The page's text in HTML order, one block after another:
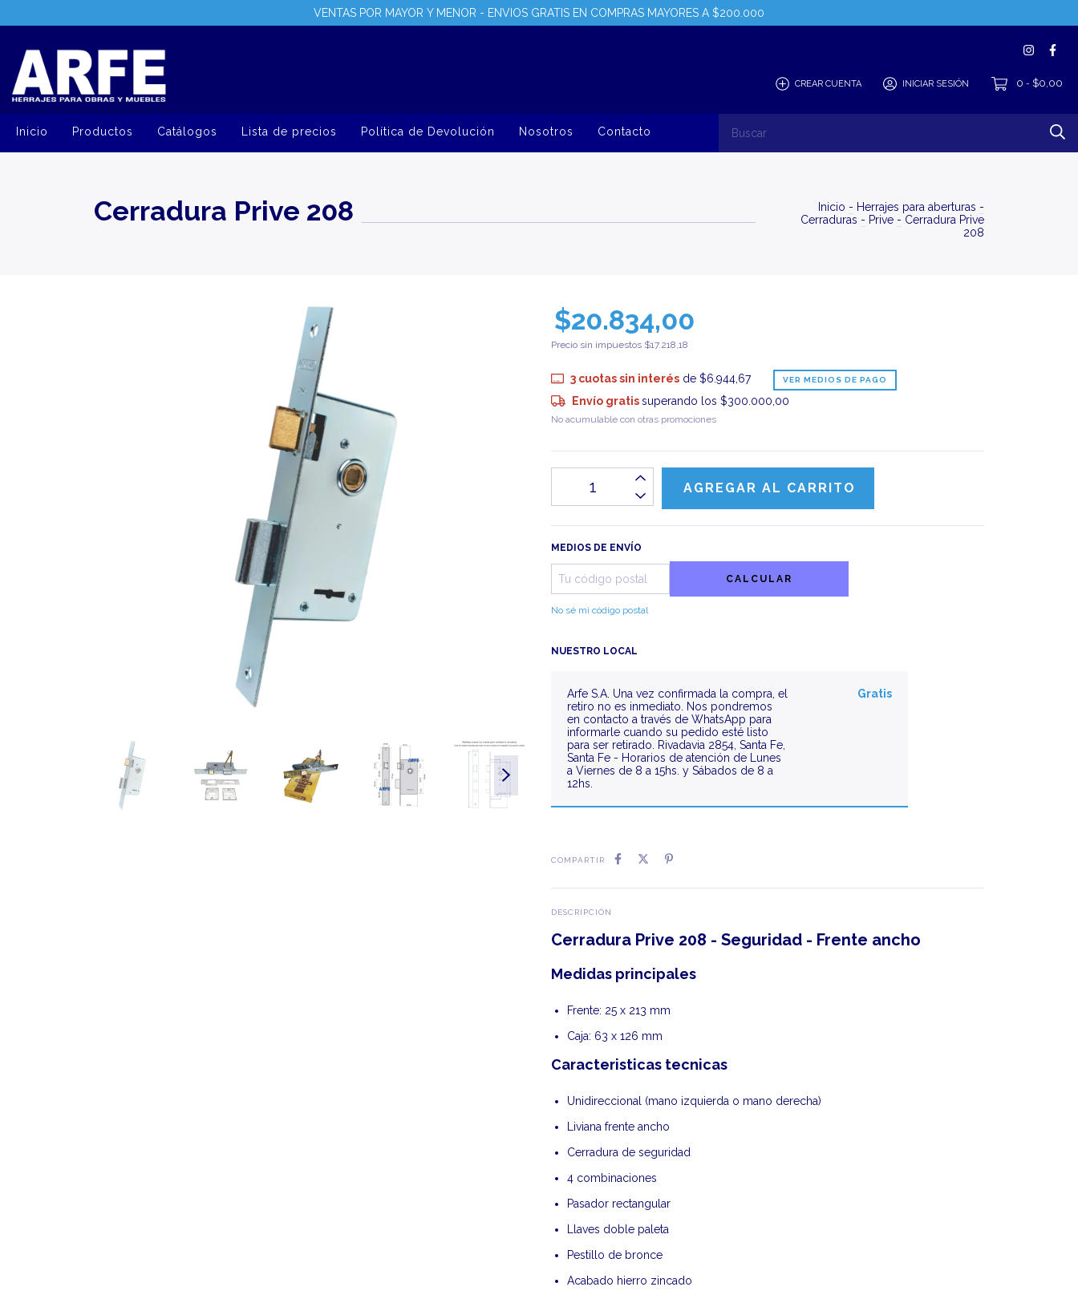
VENTAS POR MAYOR Y MENOR - ENVIOS GRATIS EN COMPRAS MAYORES A $200.000
CREAR CUENTA INICIAR SESIÓN 0 - $0,00
Inicio Productos Catálogos Lista de precios Política de Devolución Nosotros Contacto
Cerradura Prive 208 Inicio - Herrajes para aberturas -
Cerraduras - Prive - Cerradura Prive
208
$20.834,00
Precio sin impuestos $17.218,18
3cuotas sin interésde $6.944,67 VER MEDIOS DE PAGO
Envío gratissuperando los $300.000,00
No acumulable con otras promociones
MEDIOS DE ENVÍO
CALCULAR
No sé mi código postal
NUESTRO LOCAL
Arfe S.A. Una vez confirmada la compra, el
retiro no es inmediato. Nos pondremos
en contacto a través de WhatsApp para
informarle cuando su pedido esté listo
para ser retirado. Rivadavia 2854, Santa Fe,
Santa Fe - Horarios de atención de Lunes
a Viernes de 8 a 15hs. y Sábados de 8 a
12hs.
Gratis
COMPARTIR
DESCRIPCIÓN
Cerradura Prive 208 - Seguridad - Frente ancho
Medidas principales
Frente: 25 x 213 mm
Caja: 63 x 126 mm
Caracteristicas tecnicas
Unidireccional (mano izquierda o mano derecha)
Liviana frente ancho
Cerradura de seguridad
4 combinaciones
Pasador rectangular
Llaves doble paleta
Pestillo de bronce
Acabado hierro zincado